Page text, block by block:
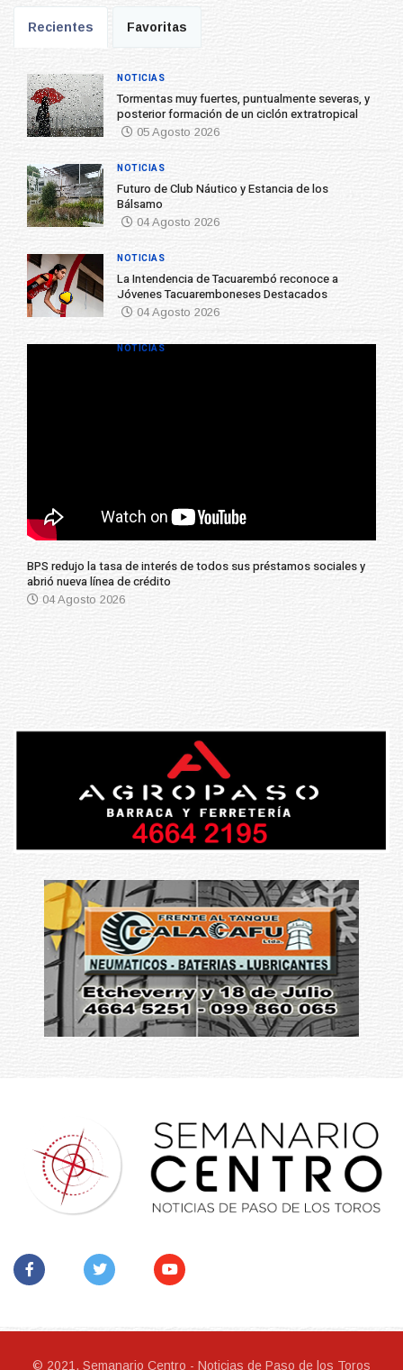
Recientes Favoritas
Tormentas muy fuertes, puntualmente severas, y
posterior formación de un ciclón extratropical
05 Agosto 2026
NOTICIAS
Futuro de Club Náutico y Estancia de los
Bálsamo
04 Agosto 2026
NOTICIAS
La Intendencia de Tacuarembó reconoce a
Jóvenes Tacuaremboneses Destacados
04 Agosto 2026
NOTICIAS
BPS redujo la tasa de interés de todos sus préstamos sociales y
abrió nueva línea de crédito
04 Agosto 2026
NOTICIAS
© 2021, Semanario Centro - Noticias de Paso de los Toros